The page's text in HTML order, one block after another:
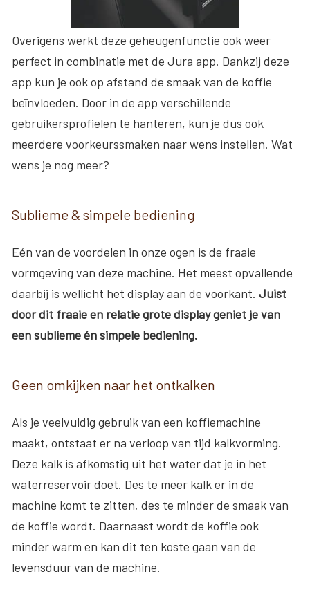
Overigens werkt deze geheugenfunctie ook weer
perfect in combinatie met de Jura app. Dankzij deze
app kun je ook op afstand de smaak van de koffie
beïnvloeden. Door in de app verschillende
gebruikersprofielen te hanteren, kun je dus ook
meerdere voorkeurssmaken naar wens instellen. Wat
wens je nog meer?
Sublieme & simpele bediening
Eén van de voordelen in onze ogen is de fraaie
vormgeving van deze machine. Het meest opvallende
daarbij is wellicht het display aan de voorkant. Juist
door dit fraaie en relatie grote display geniet je van
een sublieme én simpele bediening.
Geen omkijken naar het ontkalken
Als je veelvuldig gebruik van een koffiemachine
maakt, ontstaat er na verloop van tijd kalkvorming.
Deze kalk is afkomstig uit het water dat je in het
waterreservoir doet. Des te meer kalk er in de
machine komt te zitten, des te minder de smaak van
de koffie wordt. Daarnaast wordt de koffie ook
minder warm en kan dit ten koste gaan van de
levensduur van de machine.